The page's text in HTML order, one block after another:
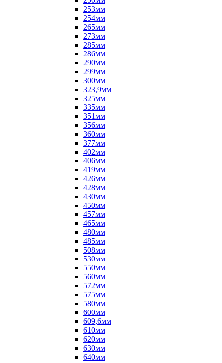
253мм
254мм
265мм
273мм
285мм
286мм
290мм
299мм
300мм
323,9мм
325мм
335мм
351мм
356мм
360мм
377мм
402мм
406мм
419мм
426мм
428мм
430мм
450мм
457мм
465мм
480мм
485мм
508мм
530мм
550мм
560мм
572мм
575мм
580мм
600мм
609,6мм
610мм
620мм
630мм
640мм